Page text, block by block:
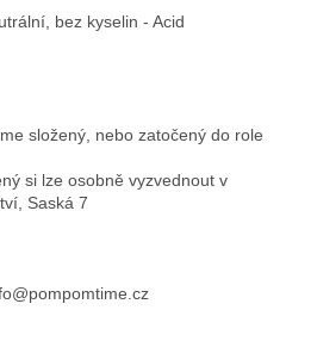
bez kyselin - Acid
složený, nebo zatočený do role
si lze osobně vyzvednout v
Saská 7